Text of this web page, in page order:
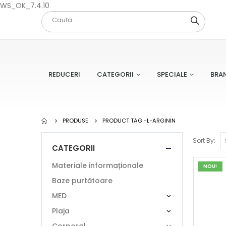
WS_OK_7.4.10
REDUCERI CATEGORII SPECIALE
PRODUSE PRODUCT TAG -L-ARGININ
Sort By:
NOU!
CATEGORII
Materiale informaționale
Baze purtătoare
MED
Plaja